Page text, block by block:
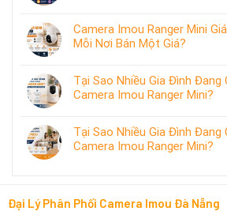
Camera Imou Ranger Mini
Mỗi Nơi Bán Một Giá?
Tại Sao Nhiều Gia Đình Đang
Camera Imou Ranger Mini?
Tại Sao Nhiều Gia Đình Đang
Camera Imou Ranger Mini?
Đại Lý Phân Phối Camera Imou Đà Nẵng